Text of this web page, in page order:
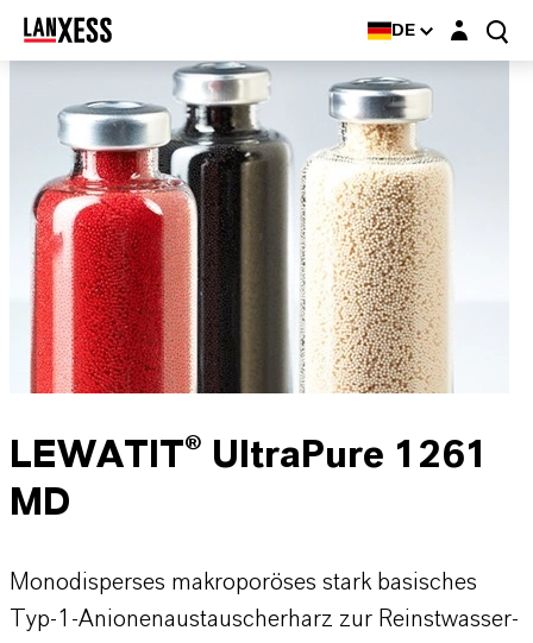
DE Login-Maske
LEWATIT® UltraPure 1261
MD
Monodisperses makroporöses stark basisches
Typ-1-Anionenaustauscherharz zur Reinstwasser-